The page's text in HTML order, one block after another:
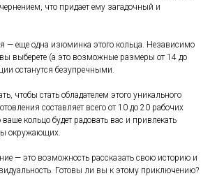
что придает ему загадочный и
— еще одна изюминка этого кольца. Независимо
выберете (а это возможные размеры от 14 до
останутся безупречными.
чтобы стать обладателем этого уникального
составляет всего от 10 до 20 рабочих
кольцо будет радовать вас и привлекать
окружающих.
— это возможность рассказать свою историю и
Готовы ли вы к этому приключению?